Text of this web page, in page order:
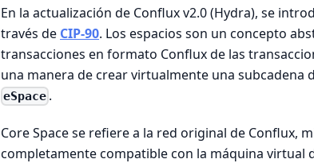
En la actualización de Conflux v2.0 (Hydra), se
través de CIP-90. Los espacios son un concepto
transacciones en formato Conflux de las
una manera de crear virtualmente una subcadena
eSpace .
Core Space se refiere a la red original de Conflux,
completamente compatible con la máquina virtual